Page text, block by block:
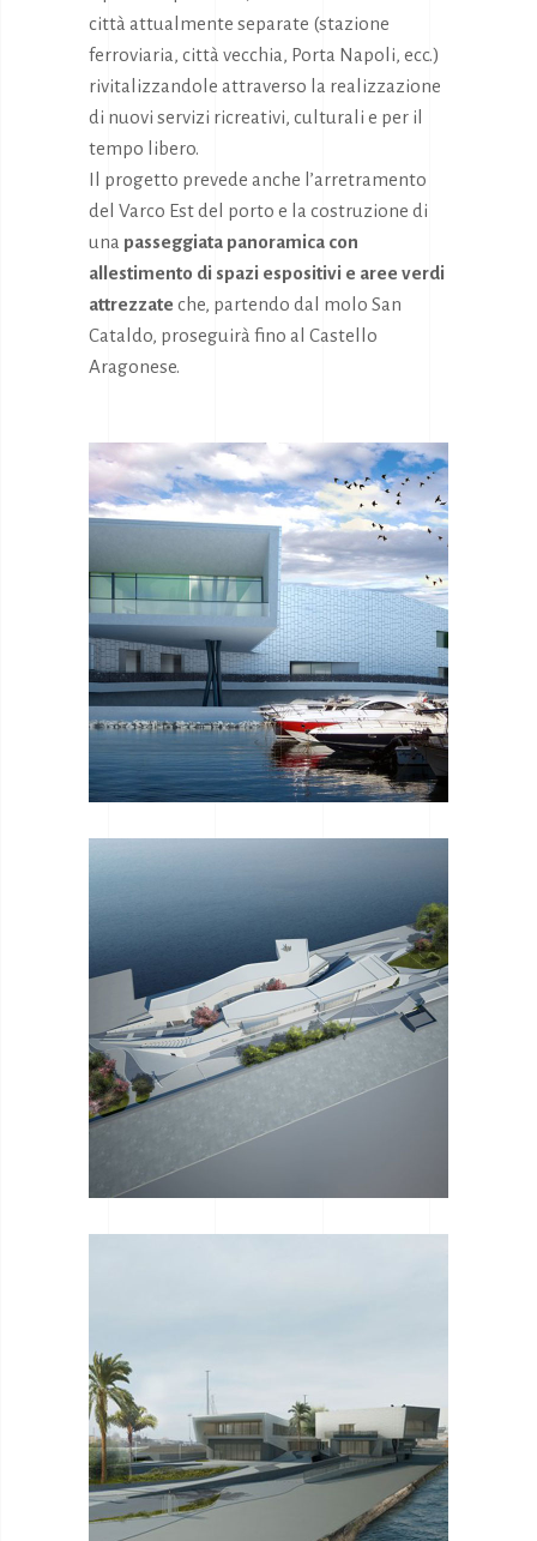
città attualmente separate (stazione
ferroviaria, città vecchia, Porta Napoli, ecc.)
rivitalizzandole attraverso la realizzazione
di nuovi servizi ricreativi, culturali e per il
tempo libero.
Il progetto prevede anche l’arretramento
del Varco Est del porto e la costruzione di
una passeggiata panoramica con
allestimento di spazi espositivi e aree verdi
attrezzate che, partendo dal molo San
Cataldo, proseguirà fino al Castello
Aragonese.